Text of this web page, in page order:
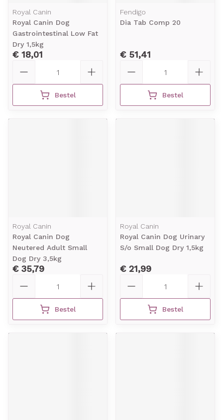
Royal Canin
Royal Canin Dog
Gastrointestinal Low Fat
Dry 1,5kg
€ 18,01
Bestel
Fendigo
Dia Tab Comp 20
€ 51,41
Bestel
Royal Canin
Royal Canin Dog
Neutered Adult Small
Dog Dry 3,5kg
€ 35,79
Bestel
Royal Canin
Royal Canin Dog Urinary
S/o Small Dog Dry 1,5kg
€ 21,99
Bestel